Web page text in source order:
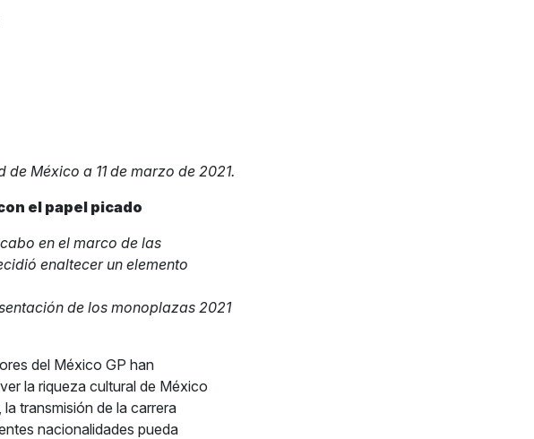
de México a 11 de marzo de 2021.
el papel picado
en el marco de las
enaltecer un elemento
de los monoplazas 2021
del México GP han
la riqueza cultural de México
transmisión de la carrera
nacionalidades pueda